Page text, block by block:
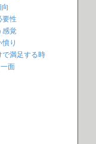
要性
感覚
り
で満足する時
面